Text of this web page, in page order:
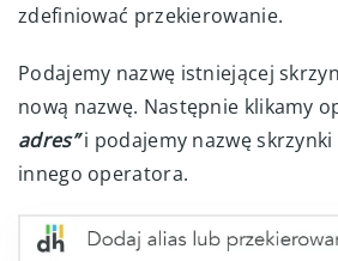
zdefiniować przekierowanie.
Podajemy nazwę istniejącej
nową nazwę. Następnie klikamy
adres”i podajemy nazwę skrzynki
innego operatora.